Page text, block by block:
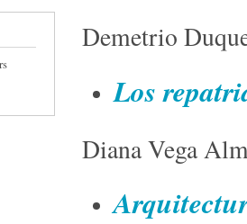
Demetrio
Los
Diana Vega